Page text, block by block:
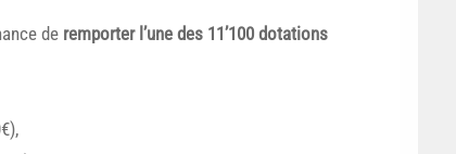
de remporter l’une des 11’100 dotations